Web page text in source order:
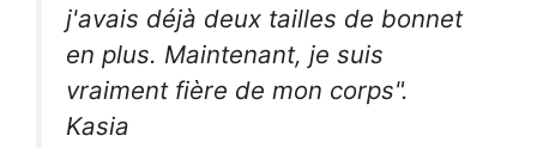
j'avais déjà deux tailles de bonnet
en plus. Maintenant, je suis
vraiment fière de mon corps".
Kasia